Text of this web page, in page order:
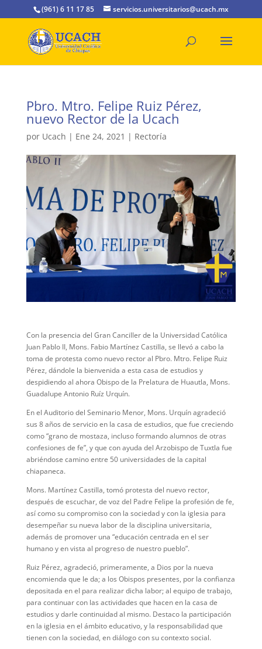
(961) 6 11 17 85 servicios.universitarios@ucach.mx
Pbro. Mtro. Felipe Ruiz Pérez,
nuevo Rector de la Ucach
por Ucach | Ene 24, 2021 | Rectoría
Con la presencia del Gran Canciller de la Universidad Católica
Juan Pablo II, Mons. Fabio Martínez Castilla, se llevó a cabo la
toma de protesta como nuevo rector al Pbro. Mtro. Felipe Ruiz
Pérez, dándole la bienvenida a esta casa de estudios y
despidiendo al ahora Obispo de la Prelatura de Huautla, Mons.
Guadalupe Antonio Ruíz Urquín.
En el Auditorio del Seminario Menor, Mons. Urquín agradeció
sus 8 años de servicio en la casa de estudios, que fue creciendo
como “grano de mostaza, incluso formando alumnos de otras
confesiones de fe”, y que con ayuda del Arzobispo de Tuxtla fue
abriéndose camino entre 50 universidades de la capital
chiapaneca.
Mons. Martínez Castilla, tomó protesta del nuevo rector,
después de escuchar, de voz del Padre Felipe la profesión de fe,
así como su compromiso con la sociedad y con la iglesia para
desempeñar su nueva labor de la disciplina universitaria,
además de promover una “educación centrada en el ser
humano y en vista al progreso de nuestro pueblo”.
Ruiz Pérez, agradeció, primeramente, a Dios por la nueva
encomienda que le da; a los Obispos presentes, por la confianza
depositada en el para realizar dicha labor; al equipo de trabajo,
para continuar con las actividades que hacen en la casa de
estudios y darle continuidad al mismo. Destaco la participación
en la iglesia en el ámbito educativo, y la responsabilidad que
tienen con la sociedad, en diálogo con su contexto social.